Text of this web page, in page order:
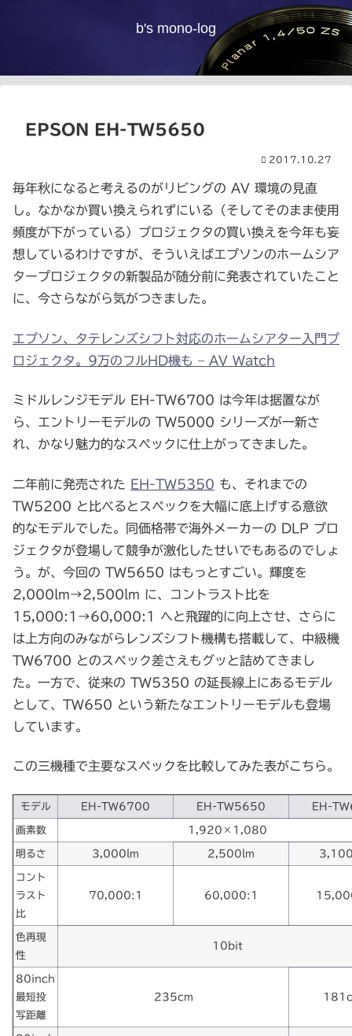
b's mono-log
EPSON EH-TW5650
2017.10.27
毎年秋になると考えるのがリビングの AV 環境の見直
し。なかなか買い換えられずにいる（そしてそのまま使用
頻度が下がっている）プロジェクタの買い換えを今年も妄
想しているわけですが、そういえばエプソンのホームシア
タープロジェクタの新製品が随分前に発表されていたこと
に、今さらながら気がつきました。
エプソン、タテレンズシフト対応のホームシアター入門プ
ロジェクタ。9万のフルHD機も – AV Watch
ミドルレンジモデル EH-TW6700 は今年は据置なが
ら、エントリーモデルの TW5000 シリーズが一新さ
れ、かなり魅力的なスペックに仕上がってきました。
二年前に発売された EH-TW5350 も、それまでの
TW5200 と比べるとスペックを大幅に底上げする意欲
的なモデルでした。同価格帯で海外メーカーの DLP プロ
ジェクタが登場して競争が激化したせいでもあるのでしょ
う。が、今回の TW5650 はもっとすごい。輝度を
2,000lm→2,500lm に、コントラスト比を
15,000:1→60,000:1 へと飛躍的に向上させ、さらに
は上方向のみながらレンズシフト機構も搭載して、中級機
TW6700 とのスペック差さえもグッと詰めてきまし
た。一方で、従来の TW5350 の延長線上にあるモデル
として、TW650 という新たなエントリーモデルも登場
しています。
この三機種で主要なスペックを比較してみた表がこちら。
モデル EH-TW6700 EH-TW5650 EH-
画素数 1,920×1,080
明るさ 3,000lm 2,500lm
コント
ラスト
比
70,000:1 60,000:1
色再現
性
10bit
80inch
最短投
写距離
235cm